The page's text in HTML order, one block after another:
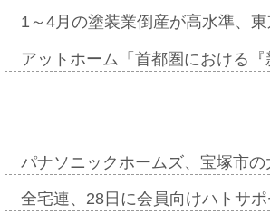
1～4月の塗装業倒産が高水準、
アットホーム「首都圏における
パナソニックホームズ、宝塚市
全宅連、28日に会員向けハトサ